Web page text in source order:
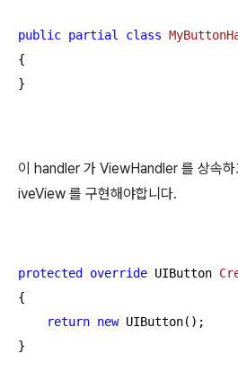
public partial class
{
}
이 handler 가 ViewHandler 를 상속
iveView 를 구현해야합니다.
protected override UIButton
{
return new UIButton();
}